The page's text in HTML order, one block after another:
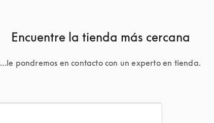
Encuentre la tienda más cercana
…le pondremos en contacto con un experto en tienda.